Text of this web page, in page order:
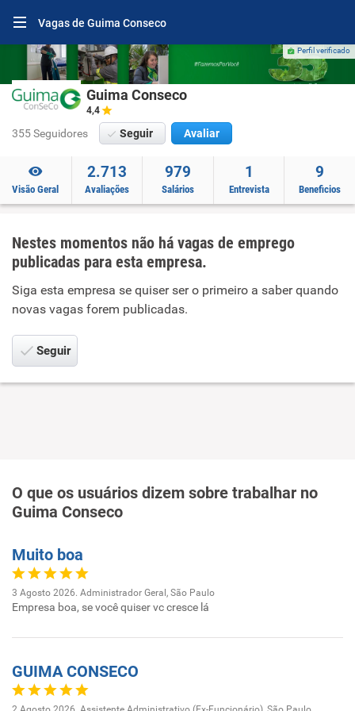
Vagas de Guima Conseco
Perfil verificado
Guima Conseco
4,4
355 Seguidores Seguir Avaliar
Visão Geral
2.713
Avaliações
979
Salários
1
Entrevista
9
Beneficios
Nestes momentos não há vagas de emprego
publicadas para esta empresa.
Siga esta empresa se quiser ser o primeiro a saber quando
novas vagas forem publicadas.
Seguir
O que os usuários dizem sobre trabalhar no
Guima Conseco
Muito boa
3 Agosto 2026. Administrador Geral, São Paulo
Empresa boa, se você quiser vc cresce lá
GUIMA CONSECO